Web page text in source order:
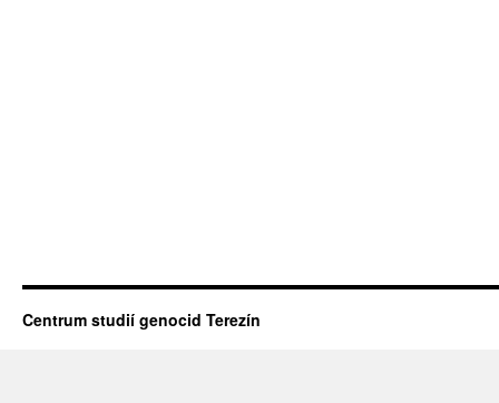
Centrum studií genocid Terezín